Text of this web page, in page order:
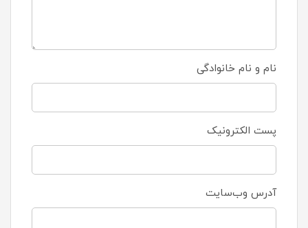
نام و نام خانوادگی
پست الکترونیک
آدرس وب‌سایت